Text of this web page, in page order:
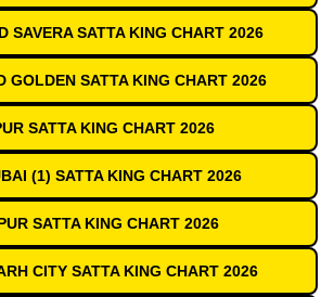
SAVERA SATTA KING CHART 2026
GOLDEN SATTA KING CHART 2026
SATTA KING CHART 2026
(1) SATTA KING CHART 2026
SATTA KING CHART 2026
CITY SATTA KING CHART 2026